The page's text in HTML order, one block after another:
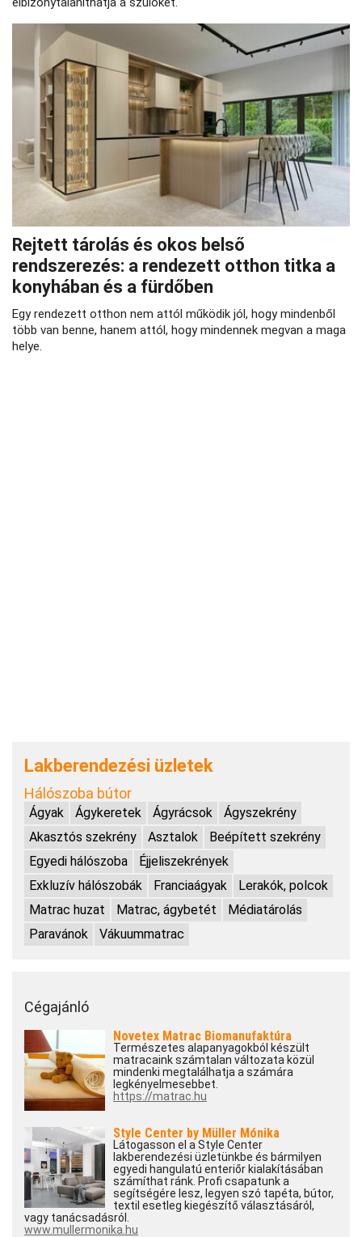
Rejtett tárolás és okos belső
rendszerezés: a rendezett otthon titka a
konyhában és a fürdőben
Egy rendezett otthon nem attól működik jól, hogy mindenből
több van benne, hanem attól, hogy mindennek megvan a maga
helye.
Lakberendezési üzletek
Hálószoba bútor
Ágyak Ágykeretek Ágyrácsok
Ágyszekrény
Akasztós szekrény
Asztalok
Beépített szekrény
Egyedi hálószoba
Éjjeliszekrények
Exkluzív hálószobák
Franciaágyak
Lerakók, polcok
Matrac huzat
Matrac, ágybetét
Médiatárolás
Paravánok
Vákuummatrac
Cégajánló
Novetex Matrac Biomanufaktúra
Természetes alapanyagokból készült
matracaink számtalan változata közül
mindenki megtalálhatja a számára
legkényelmesebbet.
https://matrac.hu
Style Center by Müller Mónika
Látogasson el a Style Center
lakberendezési üzletünkbe és bármilyen
egyedi hangulatú enteriőr kialakításában
számíthat ránk. Profi csapatunk a
segítségére lesz, legyen szó tapéta, bútor,
textil esetleg kiegészítő választásáról,
vagy tanácsadásról.
www.mullermonika.hu